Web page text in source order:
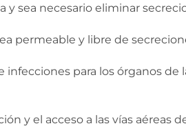
y sea necesario eliminar
permeable y libre de
infecciones para los órganos
y el acceso a las vías